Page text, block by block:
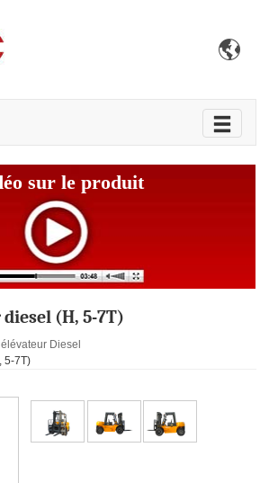

sur le produit
(H, 5-7T)
Diesel
5-7T)